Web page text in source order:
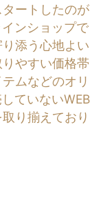
ートしたのが
ンショップで
添う心地よい
やすい価格帯
ムなどのオリ
ていないWEB
り揃えており